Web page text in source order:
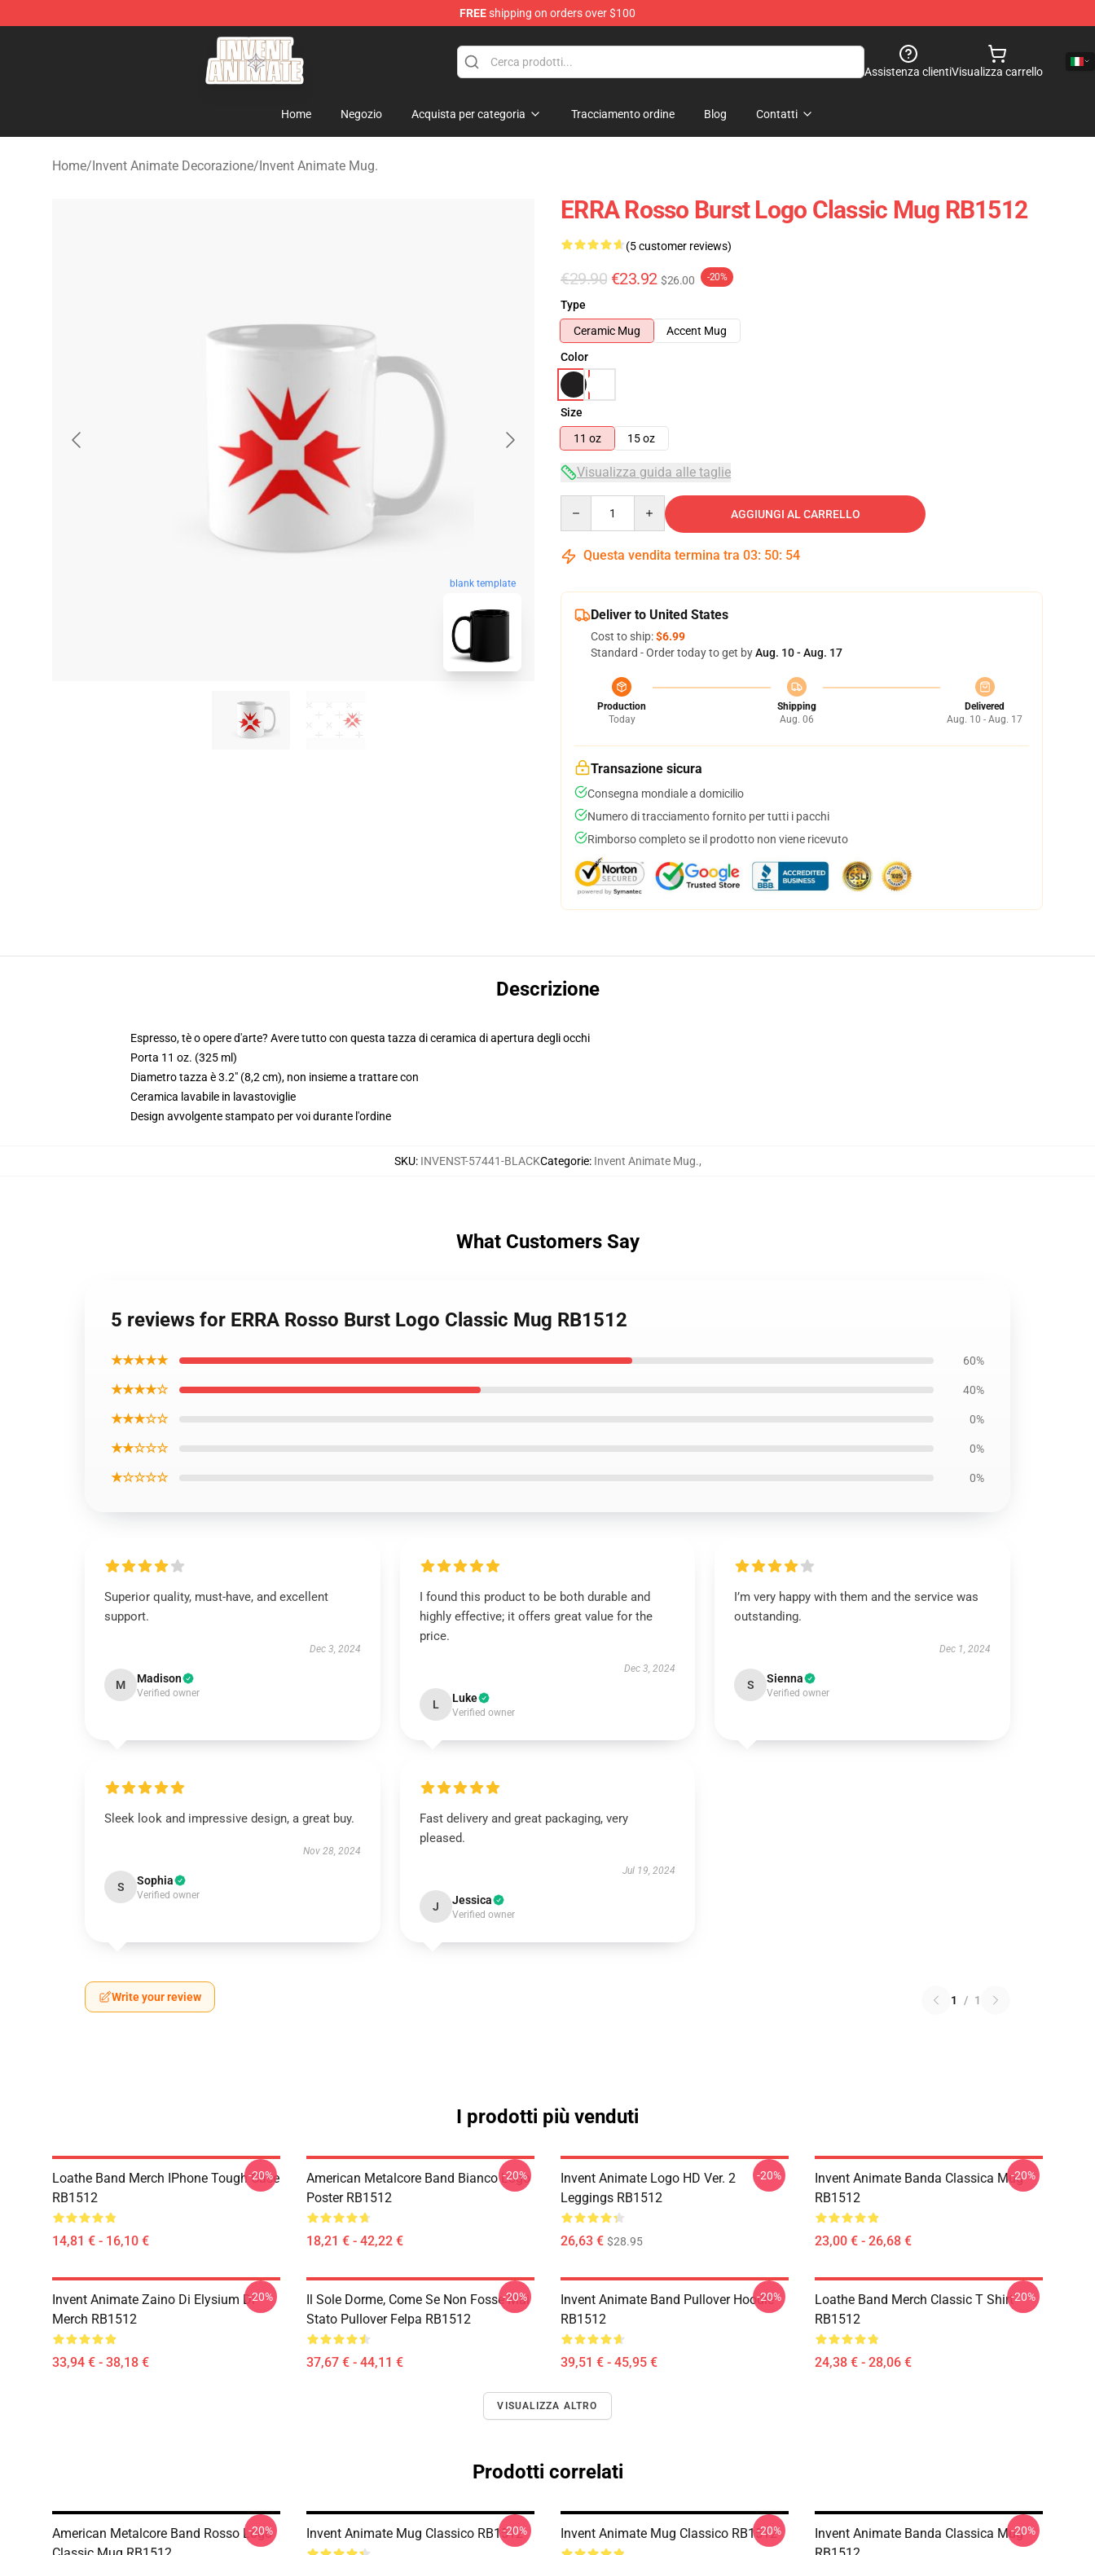
FREEshipping on orders over $100
Invent Animate Shop - Official Invent Animate Merchandise Store
Assistenza clientiVisualizza carrello
Home Negozio Acquista per categoria Tracciamento ordine Blog Contatti
Home/Invent Animate Decorazione/Invent Animate Mug.
blank template
ERRA Rosso Burst Logo Classic Mug RB1512
(5 customer reviews)
€29.90 €23.92 $26.00 -20%
Type
Ceramic Mug
Accent Mug
Color
Size
11 oz
15 oz
Visualizza guida alle taglie
AGGIUNGI AL CARRELLO
Questa vendita termina tra 03: 50: 53
Deliver to United States
Cost to ship:$6.99
Standard - Order today to get byAug. 10 - Aug. 17
Production
Today
Shipping
Aug. 06
Delivered
Aug. 10 - Aug. 17
Transazione sicura
Consegna mondiale a domicilio
Numero di tracciamento fornito per tutti i pacchi
Rimborso completo se il prodotto non viene ricevuto
Descrizione
Espresso, tè o opere d'arte? Avere tutto con questa tazza di ceramica di apertura degli occhi
Porta 11 oz. (325 ml)
Diametro tazza è 3.2" (8,2 cm), non insieme a trattare con
Ceramica lavabile in lavastoviglie
Design avvolgente stampato per voi durante l'ordine
SKU: INVENST-57441-BLACKCategorie: Invent Animate Mug.,
What Customers Say
5 reviews for ERRA Rosso Burst Logo Classic Mug RB1512
★★★★★ 60%
★★★★☆ 40%
★★★☆☆ 0%
★★☆☆☆ 0%
★☆☆☆☆ 0%
Superior quality, must-have, and excellent
support.
Dec 3, 2024
M Madison
Verified owner
I found this product to be both durable and
highly effective; it offers great value for the
price.
Dec 3, 2024
L Luke
Verified owner
I’m very happy with them and the service was
outstanding.
Dec 1, 2024
S Sienna
Verified owner
Sleek look and impressive design, a great buy.
Nov 28, 2024
S Sophia
Verified owner
Fast delivery and great packaging, very
pleased.
Jul 19, 2024
J Jessica
Verified owner
Write your review 1 / 1
I prodotti più venduti
Loathe Band Merch IPhone Tough Case
RB1512
14,81 € - 16,10 €
-20%
American Metalcore Band Bianco Logo
Poster RB1512
18,21 € - 42,22 €
-20%
Invent Animate Logo HD Ver. 2
Leggings RB1512
26,63 € $28.95
-20%
Invent Animate Banda Classica Mug
RB1512
23,00 € - 26,68 €
-20%
Invent Animate Zaino Di Elysium Di
Merch RB1512
33,94 € - 38,18 €
-20%
Il Sole Dorme, Come Se Non Fosse Mai
Stato Pullover Felpa RB1512
37,67 € - 44,11 €
-20%
Invent Animate Band Pullover Hoodie
RB1512
39,51 € - 45,95 €
-20%
Loathe Band Merch Classic T Shirt
RB1512
24,38 € - 28,06 €
-20%
VISUALIZZA ALTRO
Prodotti correlati
American Metalcore Band Rosso Logo
-20% Invent Animate Mug Classico RB1512
-20% Invent Animate Mug Classico RB1512
-20%
Invent Animate Banda Classica Mug-20%